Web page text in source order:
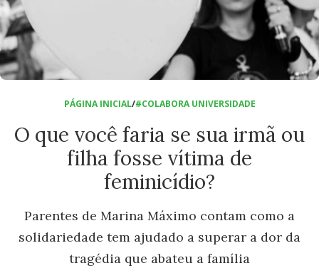
PÁGINA INICIAL/#COLABORA UNIVERSIDADE
O que você faria se sua irmã ou
filha fosse vítima de
feminicídio?
Parentes de Marina Máximo contam como a
solidariedade tem ajudado a superar a dor da
tragédia que abateu a família